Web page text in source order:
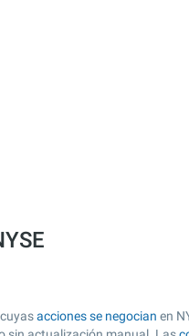
acciones se negocian en